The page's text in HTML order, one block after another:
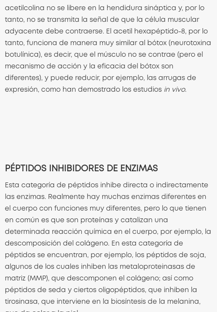
acetilcolina no se libere en la hendidura sináptica y, por lo
tanto, no se transmita la señal de que la célula muscular
adyacente debe contraerse. El acetil hexapéptido-8, por lo
tanto, funciona de manera muy similar al bótox (neurotoxina
botulínica), es decir, que el músculo no se contrae (pero el
mecanismo de acción y la eficacia del bótox son
diferentes), y puede reducir, por ejemplo, las arrugas de
expresión, como han demostrado los estudios in vivo.
PÉPTIDOS INHIBIDORES DE ENZIMAS
Esta categoría de péptidos inhibe directa o indirectamente
las enzimas. Realmente hay muchas enzimas diferentes en
el cuerpo con funciones muy diferentes, pero lo que tienen
en común es que son proteínas y catalizan una
determinada reacción química en el cuerpo, por ejemplo, la
descomposición del colágeno. En esta categoría de
péptidos se encuentran, por ejemplo, los péptidos de soja,
algunos de los cuales inhiben las metaloproteinasas de
matriz (MMP), que descomponen el colágeno; así como
péptidos de seda y ciertos oligopéptidos, que inhiben la
tirosinasa, que interviene en la biosíntesis de la melanina,